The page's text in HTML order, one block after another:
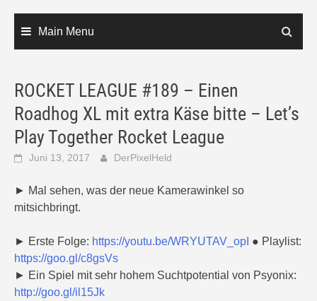
Main Menu
ROCKET LEAGUE #189 – Einen
Roadhog XL mit extra Käse bitte – Let’s
Play Together Rocket League
Juni 13, 2017 DerPixelHeld
► Mal sehen, was der neue Kamerawinkel so
mitsichbringt.
► Erste Folge: https://youtu.be/WRYUTAV_opI ● Playlist:
https://goo.gl/c8gsVs
► Ein Spiel mit sehr hohem Suchtpotential von Psyonix:
http://goo.gl/il15Jk